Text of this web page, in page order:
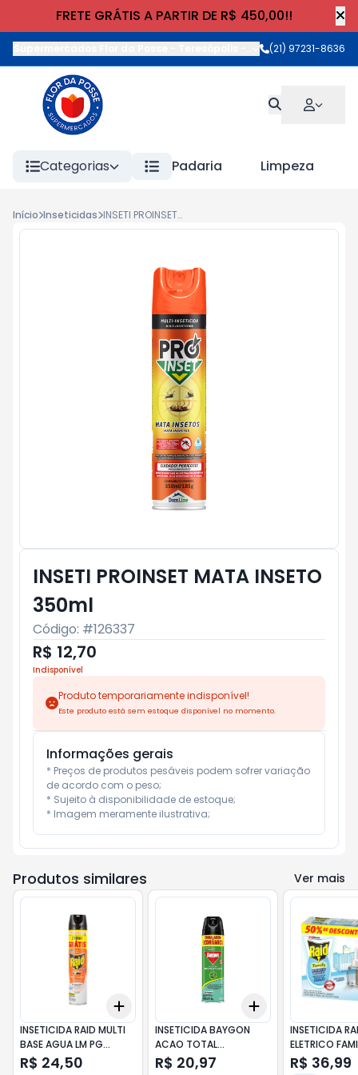
FRETE GRÁTIS A PARTIR DE R$ 450,00!!
Rua Wilhelm
(21) 97231-8636
Categorias Padaria Limpeza
Início Inseticidas INSETI PROINSET MATA INSETO 350ml
INSETI PROINSET MATA INSETO
350ml
Código: #126337
R$ 12,70
Indisponível
Produto temporariamente indisponível!
Este produto está sem estoque disponível no momento.
Informações gerais
* Preços de produtos pesáveis podem sofrer variação
de acordo com o peso;
* Sujeito à disponibilidade de estoque;
* Imagem meramente ilustrativa;
Produtos similares Ver mais
Add
INSETICIDA RAID MULTI
BASE AGUA LM PG
420ml
R$ 24,50
Add
INSETICIDA BAYGON
ACAO TOTAL
EUCALIPTO OFERTA
R$ 20,97
INSETICIDA
ELETRICO
NOITES 50%
R$ 36,99